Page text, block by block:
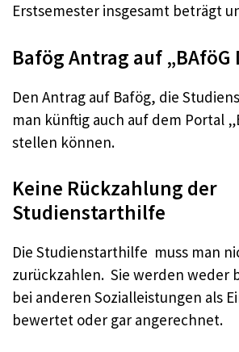
Erstsemester insgesamt beträgt
Bafög Antrag auf „BAföG
Den Antrag auf Bafög, die
man künftig auch auf dem Portal
stellen können.
Keine Rückzahlung der
Studienstarthilfe
Die Studienstarthilfe muss man
zurückzahlen. Sie werden weder
bei anderen Sozialleistungen als
bewertet oder gar angerechnet.